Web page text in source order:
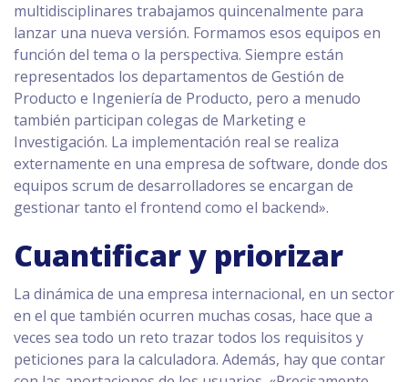
multidisciplinares trabajamos quincenalmente para
lanzar una nueva versión. Formamos esos equipos en
función del tema o la perspectiva. Siempre están
representados los departamentos de Gestión de
Producto e Ingeniería de Producto, pero a menudo
también participan colegas de Marketing e
Investigación. La implementación real se realiza
externamente en una empresa de software, donde dos
equipos scrum de desarrolladores se encargan de
gestionar tanto el frontend como el backend».
Cuantificar y priorizar
La dinámica de una empresa internacional, en un sector
en el que también ocurren muchas cosas, hace que a
veces sea todo un reto trazar todos los requisitos y
peticiones para la calculadora. Además, hay que contar